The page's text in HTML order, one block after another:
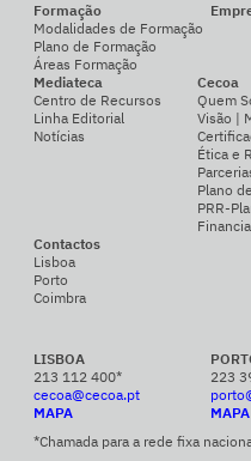
Formação
Modalidades de Formação
Plano de Formação
Áreas Formação
Mediateca
Centro de Recursos
Linha Editorial
Notícias
Cecoa
Quem
Visão |
Ética e
Plano
PRR-
Contactos
Lisboa
Porto
Coimbra
LISBOA
213 112 400*
cecoa@cecoa.pt
MAPA
223
MAPA
*Chamada para a rede fixa